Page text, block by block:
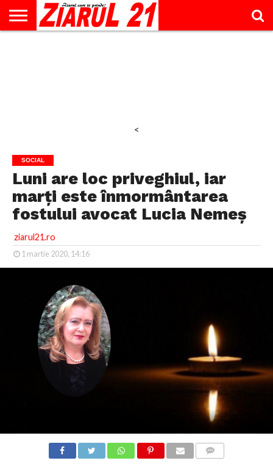
<
SOCIAL
Luni are loc priveghiul, iar
marți este înmormântarea
fostului avocat Lucia Nemeș
ziarul21.ro
1 martie 2020, 14:16